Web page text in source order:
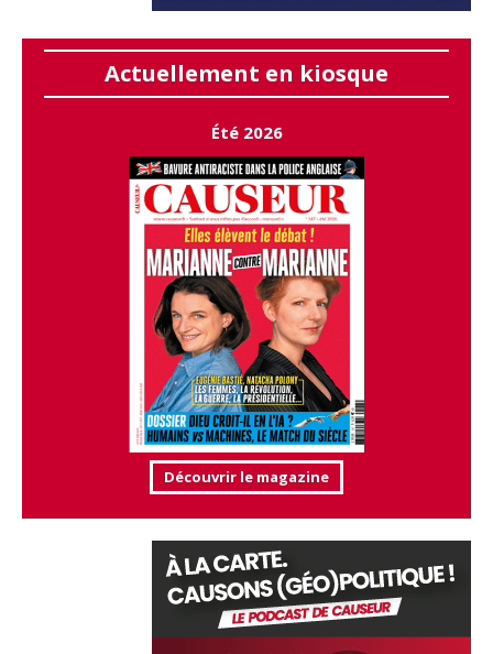
Actuellement en kiosque
Été 2026
Découvrir le magazine